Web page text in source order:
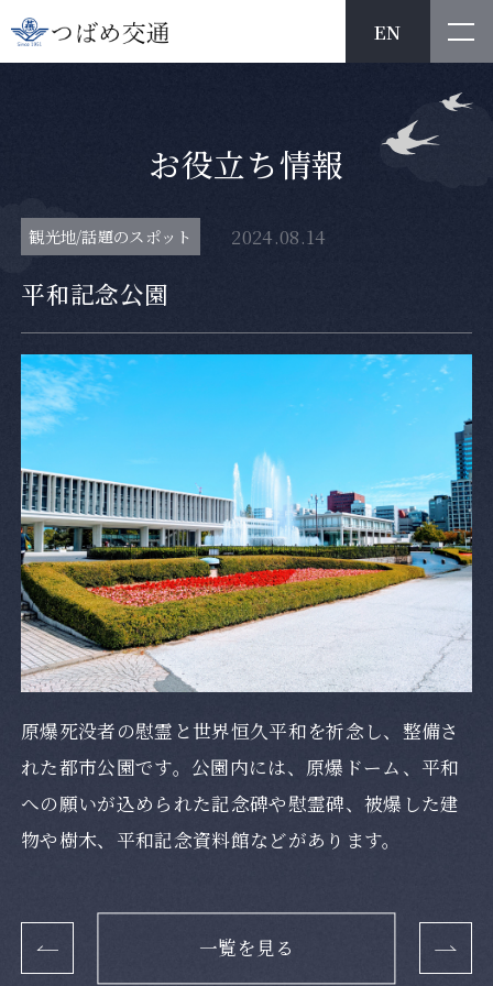
EN
お役立ち情報
観光地/話題のスポット 2024.08.14
平和記念公園
原爆死没者の慰霊と世界恒久平和を祈念し、整備さ
れた都市公園です。公園内には、原爆ドーム、平和
への願いが込められた記念碑や慰霊碑、被爆した建
物や樹木、平和記念資料館などがあります。
一覧を見る